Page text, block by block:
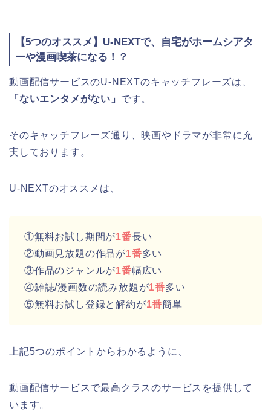
【5つのオススメ】U-NEXTで、自宅がホームシアタ
ーや漫画喫茶になる！？
動画配信サービスのU-NEXTのキャッチフレーズは、
「ないエンタメがない」 です。
そのキャッチフレーズ通り、映画やドラマが非常に充
実しております。
U-NEXTのオススメは、
①無料お試し期間が1番長い
②動画見放題の作品が1番多い
③作品のジャンルが1番幅広い
④雑誌/漫画数の読み放題が1番多い
⑤無料お試し登録と解約が1番簡単
上記5つのポイントからわかるように、
動画配信サービスで最高クラスのサービスを提供して
います。